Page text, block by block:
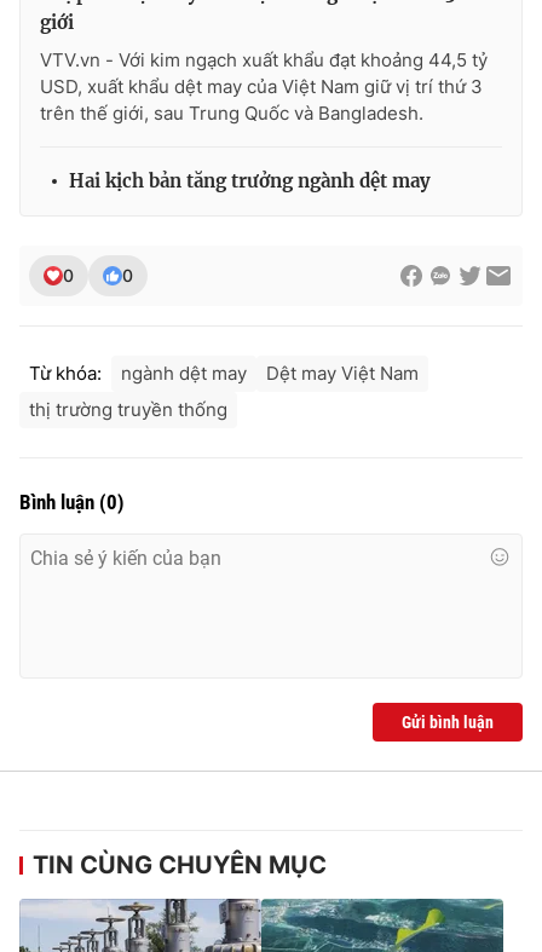
THỜI BÁO VTV
Cơ quan chủ quản:
Giấy phép hoạt động báo in và báo điện tử số 483/GP-BTTTT
Tổng đài VTV:
Ðiện thoại Thời báo VTV:024.66 897 897
giới
VTV.vn - Với kim ngạch xuất khẩu đạt khoảng 44,5 tỷ
USD, xuất khẩu dệt may của Việt Nam giữ vị trí thứ 3
trên thế giới, sau Trung Quốc và Bangladesh.
Hai kịch bản tăng trưởng ngành dệt may
0 0
Từ khóa: ngành dệt may
Dệt may Việt Nam
thị trường truyền thống
Bình luận (0)
Gửi bình luận
TIN CÙNG CHUYÊN MỤC